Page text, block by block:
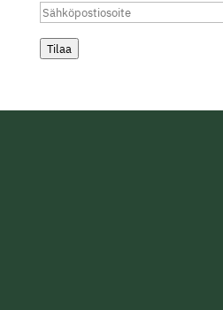
Sähköpostiosoite
Tilaa